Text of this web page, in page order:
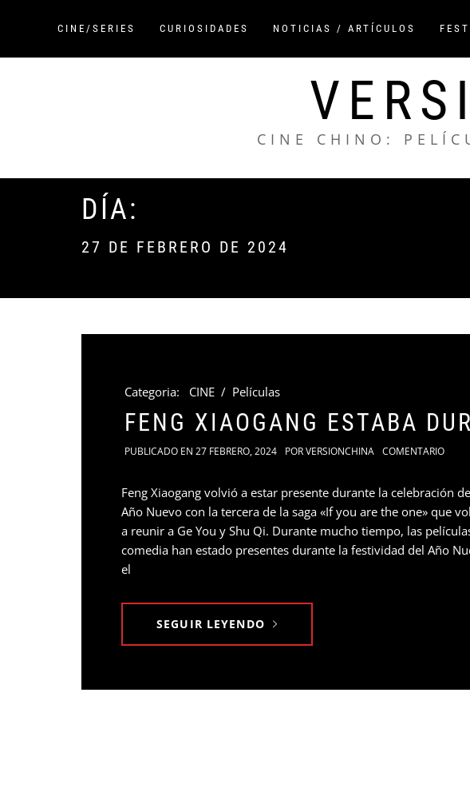
CINE/SERIES CURIOSIDADES NOTICIAS / ARTÍCULOS
CINE CHINO:
DÍA:
27 DE FEBRERO DE 2024
Categoria: CINE / Películas
FENG XIAOGANG ESTABA
PUBLICADO EN 27 FEBRERO, 2024 PORVERSIONCHINA COMENTARIO
Feng Xiaogang volvió a estar presente durante la celebración
Año Nuevo con la tercera de la saga «If you are the one» que
a reunir a Ge You y Shu Qi. Durante mucho tiempo, las
comedia han estado presentes durante la festividad del Año
el
SEGUIR LEYENDO